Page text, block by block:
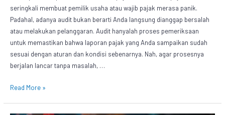
seringkali membuat pemilik usaha atau wajib pajak merasa panik.
Padahal, adanya audit bukan berarti Anda langsung dianggap bersalah
atau melakukan pelanggaran. Audit hanyalah proses pemeriksaan
untuk memastikan bahwa laporan pajak yang Anda sampaikan sudah
sesuai dengan aturan dan kondisi sebenarnya. Nah, agar prosesnya
berjalan lancar tanpa masalah, …
Read More »